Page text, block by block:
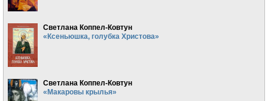
Светлана Коппел-Ковтун
«Ксеньюшка, голубка Христова»
Светлана Коппел-Ковтун
«Макаровы крылья»